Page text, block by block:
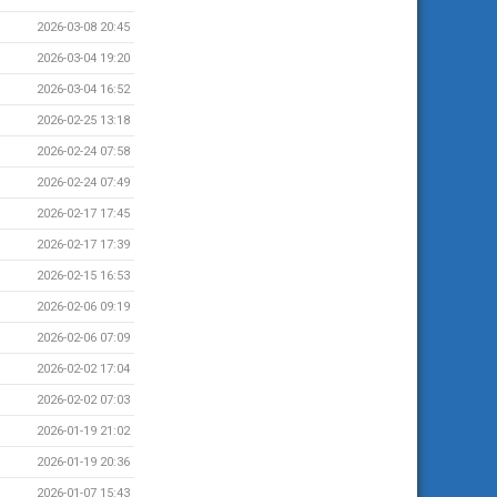
2026-03-08 20:45
2026-03-04 19:20
2026-03-04 16:52
2026-02-25 13:18
2026-02-24 07:58
2026-02-24 07:49
2026-02-17 17:45
2026-02-17 17:39
2026-02-15 16:53
2026-02-06 09:19
2026-02-06 07:09
2026-02-02 17:04
2026-02-02 07:03
2026-01-19 21:02
2026-01-19 20:36
2026-01-07 15:43